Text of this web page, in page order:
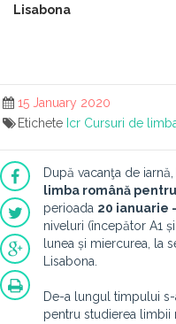
Lisabona
15 January 2020
Etichete Icr Cursuri de
După vacanţa de
limba română
perioada 20 ianuarie
niveluri (începător A1
lunea și miercurea, la
Lisabona.
De-a lungul timpului
pentru studierea limbii